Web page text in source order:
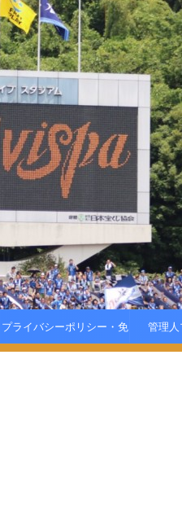
プライバシーポリシー・免 管理